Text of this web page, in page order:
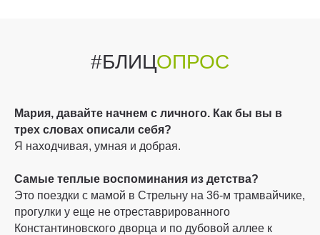
#БЛИЦОПРОС
Мария, давайте начнем с личного. Как бы вы в
трех словах описали себя?
Я находчивая, умная и добрая.
Самые теплые воспоминания из детства?
Это поездки с мамой в Стрельну на 36-м трамвайчике,
прогулки у еще не отреставрированного
Константиновского дворца и по дубовой аллее к